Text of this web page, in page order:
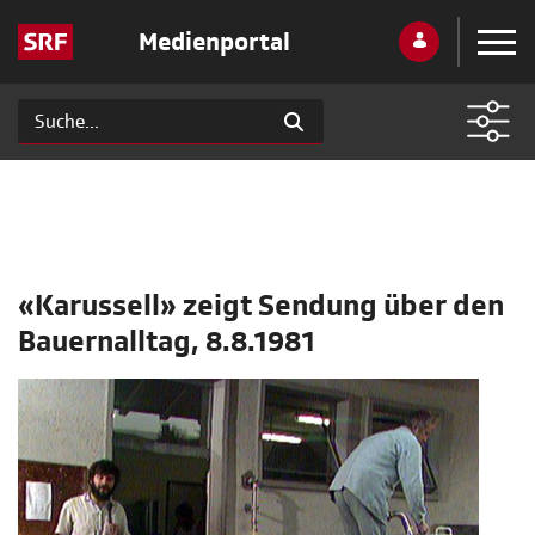
Medienportal
«Karussell» zeigt Sendung über den
Bauernalltag, 8.8.1981